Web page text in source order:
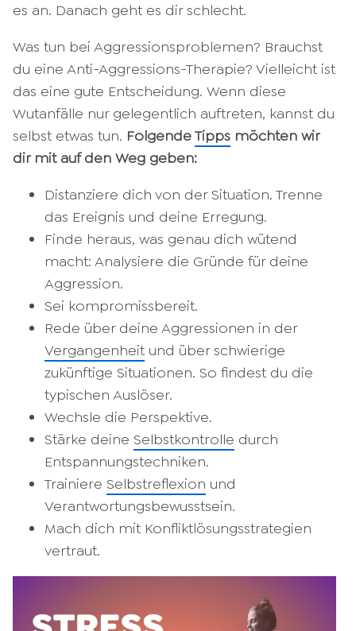
es an. Danach geht es dir schlecht.
Was tun bei Aggressionsproblemen? Brauchst
du eine Anti-Aggressions-Therapie? Vielleicht ist
das eine gute Entscheidung. Wenn diese
Wutanfälle nur gelegentlich auftreten, kannst du
selbst etwas tun. FolgendeTipps möchten wir
dir mit auf den Weg geben:
Distanziere dich von der Situation. Trenne
das Ereignis und deine Erregung.
Finde heraus, was genau dich wütend
macht: Analysiere die Gründe für deine
Aggression.
Sei kompromissbereit.
Rede über deine Aggressionen in der
Vergangenheit und über schwierige
zukünftige Situationen. So findest du die
typischen Auslöser.
Wechsle die Perspektive.
Stärke deine Selbstkontrolle durch
Entspannungstechniken.
Trainiere Selbstreflexion und
Verantwortungsbewusstsein.
Mach dich mit Konfliktlösungsstrategien
vertraut.